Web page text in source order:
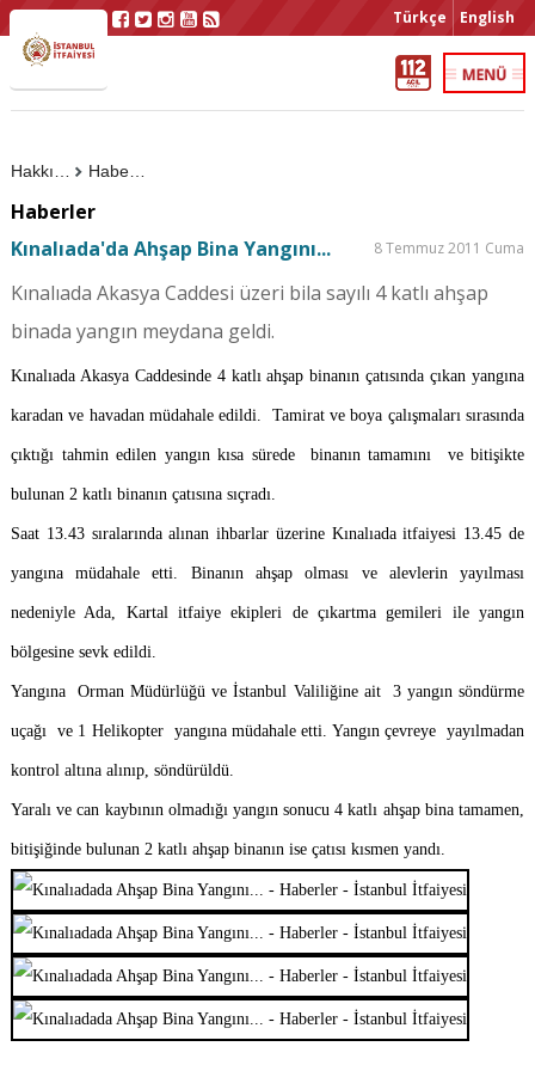
Türkçe English
Haberler
Haberler
Kınalıada'da Ahşap Bina Yangını...
8 Temmuz 2011 Cuma
Kınalıada Akasya Caddesi üzeri bila sayılı 4 katlı ahşap
binada yangın meydana geldi.
Kınalıada Akasya Caddesinde 4 katlı ahşap binanın çatısında çıkan yangına
karadan ve havadan müdahale edildi. Tamirat ve boya çalışmaları sırasında
çıktığı tahmin edilen yangın kısa sürede binanın tamamını ve bitişikte
bulunan 2 katlı binanın çatısına sıçradı.
Saat 13.43 sıralarında alınan ihbarlar üzerine Kınalıada itfaiyesi 13.45 de
yangına müdahale etti. Binanın ahşap olması ve alevlerin yayılması
nedeniyle Ada, Kartal itfaiye ekipleri de çıkartma gemileri ile yangın
bölgesine sevk edildi.
Yangına Orman Müdürlüğü ve İstanbul Valiliğine ait 3 yangın söndürme
uçağı ve 1 Helikopter yangına müdahale etti. Yangın çevreye yayılmadan
kontrol altına alınıp, söndürüldü.
Yaralı ve can kaybının olmadığı yangın sonucu 4 katlı ahşap bina tamamen,
bitişiğinde bulunan 2 katlı ahşap binanın ise çatısı kısmen yandı.